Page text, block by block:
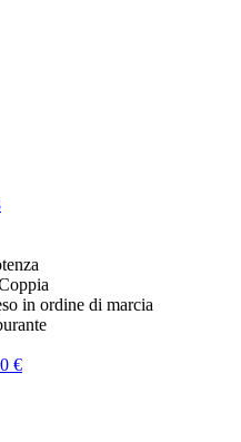
in ordine di marcia
€